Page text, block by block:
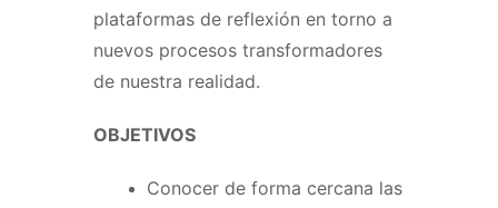
plataformas de reflexión en torno a
nuevos procesos transformadores
de nuestra realidad.
OBJETIVOS
Conocer de forma cercana las